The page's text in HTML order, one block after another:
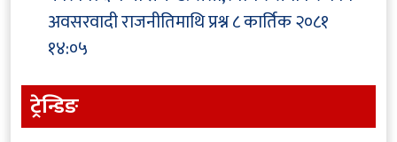
अवसरवादी राजनीतिमाथि प्रश्न८ कार्तिक २०८१
१४:०५
ट्रेन्डिङ